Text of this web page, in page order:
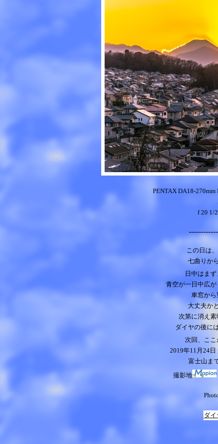
PENTAX DA18-270mm
f 20 1/
この日は
七曲りか
日中はま
青空が一日中広
車窓か
大丈夫か
次第に消え
ダイヤの後に
次回、こ
2019年11月24日
富士山ま
撮影地
ダ